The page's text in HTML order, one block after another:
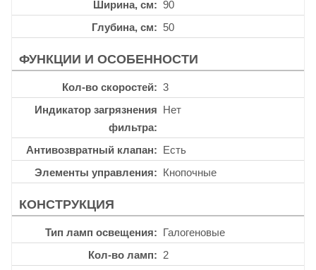
Ширина, см
90
Глубина, см
50
ФУНКЦИИ И ОСОБЕННОСТИ
Кол-во скоростей
3
Индикатор загрязнения
фильтра
Нет
Антивозвратный клапан
Есть
Элементы управления
Кнопочные
КОНСТРУКЦИЯ
Тип ламп освещения
Галогеновые
Кол-во ламп
2